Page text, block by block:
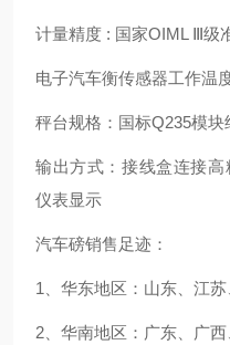
计量精度 : 国家OIML Ⅲ级
电子汽车衡传感器工作
秤台规格：国标Q235模
输出方式：接线盒连接
仪表显示
汽车磅销售足迹：
1、华东地区：山东、江
2、华南地区：广东、广西